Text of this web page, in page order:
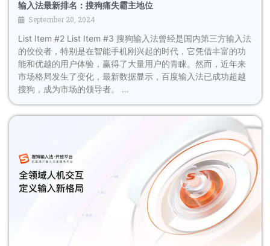
输入法最新排名：搜狗痛失霸主地位
September 20, 2024
List Item #2 List Item #3 搜狗输入法曾经是国内第三方输入法
的佼佼者，特别是在智能手机刚兴起的时代，它凭借丰富的功
能和优越的用户体验，赢得了大量用户的青睐。然而，近年来
市场格局发生了变化，最新数据显示，百度输入法已成功超越
搜狗，成为市场的领导者。 …